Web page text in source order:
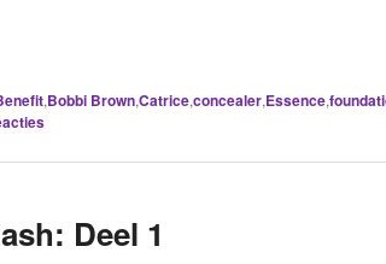
,Bobbi Brown,Catrice,concealer,Essence,
Deel 1